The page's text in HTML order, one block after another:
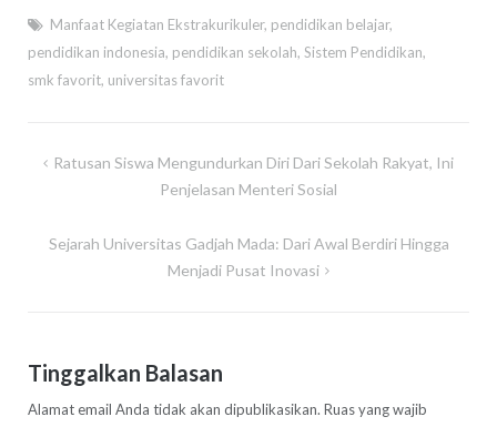
Manfaat Kegiatan Ekstrakurikuler, pendidikan belajar,
pendidikan indonesia, pendidikan sekolah, Sistem Pendidikan,
smk favorit, universitas favorit
Navigasi
Ratusan Siswa Mengundurkan Diri Dari Sekolah Rakyat, Ini
Penjelasan Menteri Sosial
Sejarah Universitas Gadjah Mada: Dari Awal Berdiri Hingga
Menjadi Pusat Inovasi
Tinggalkan Balasan
Alamat email Anda tidak akan dipublikasikan. Ruas yang wajib